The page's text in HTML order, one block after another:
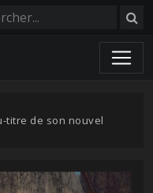
titre de son nouvel